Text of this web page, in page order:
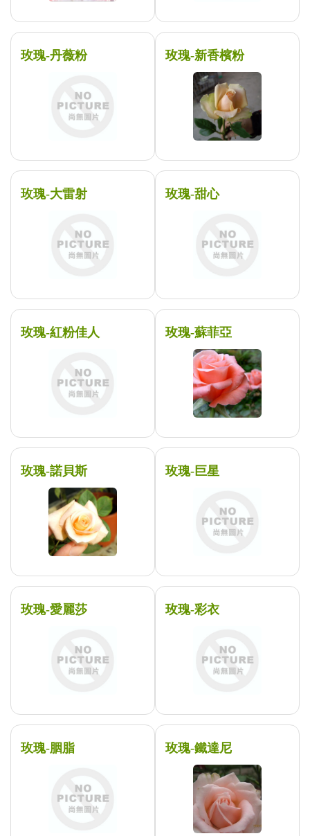
玫瑰-丹薇粉 玫瑰-新香檳粉
玫瑰-大雷射 玫瑰-甜心
玫瑰-紅粉佳人 玫瑰-蘇菲亞
玫瑰-諾貝斯 玫瑰-巨星
玫瑰-愛麗莎 玫瑰-彩衣
玫瑰-胭脂 玫瑰-鐵達尼